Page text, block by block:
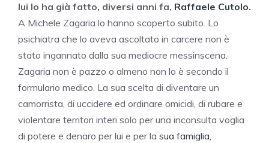
lui lo ha già fatto, diversi anni fa, Raffaele Cutolo.
A Michele Zagaria lo hanno scoperto subito. Lo
psichiatra che lo aveva ascoltato in carcere non è
stato ingannato dalla sua mediocre messinscena.
Zagaria non è pazzo o almeno non lo è secondo il
formulario medico. La sua scelta di diventare un
camorrista, di uccidere ed ordinare omicidi, di rubare e
violentare territori interi solo per una inconsulta voglia
di potere e denaro per lui e per la sua famiglia,